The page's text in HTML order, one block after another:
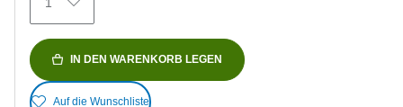
1
IN DEN WARENKORB LEGEN
Auf die Wunschliste